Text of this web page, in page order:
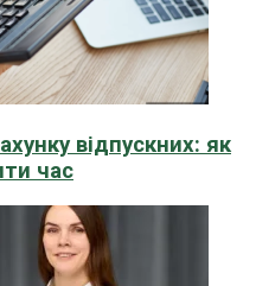
відпускних: як
час